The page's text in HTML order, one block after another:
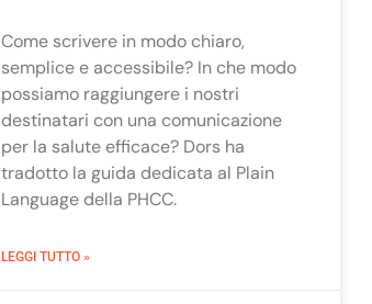
Come scrivere in modo chiaro,
semplice e accessibile? In che modo
possiamo raggiungere i nostri
destinatari con una comunicazione
per la salute efficace? Dors ha
tradotto la guida dedicata al Plain
Language della PHCC.
LEGGI TUTTO »